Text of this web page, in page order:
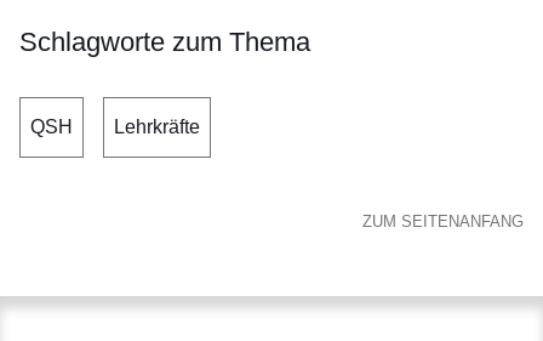
Schlagworte zum Thema
QSH Lehrkräfte
ZUM SEITENANFANG